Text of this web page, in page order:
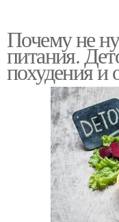
Почему не
питания.
похудения и